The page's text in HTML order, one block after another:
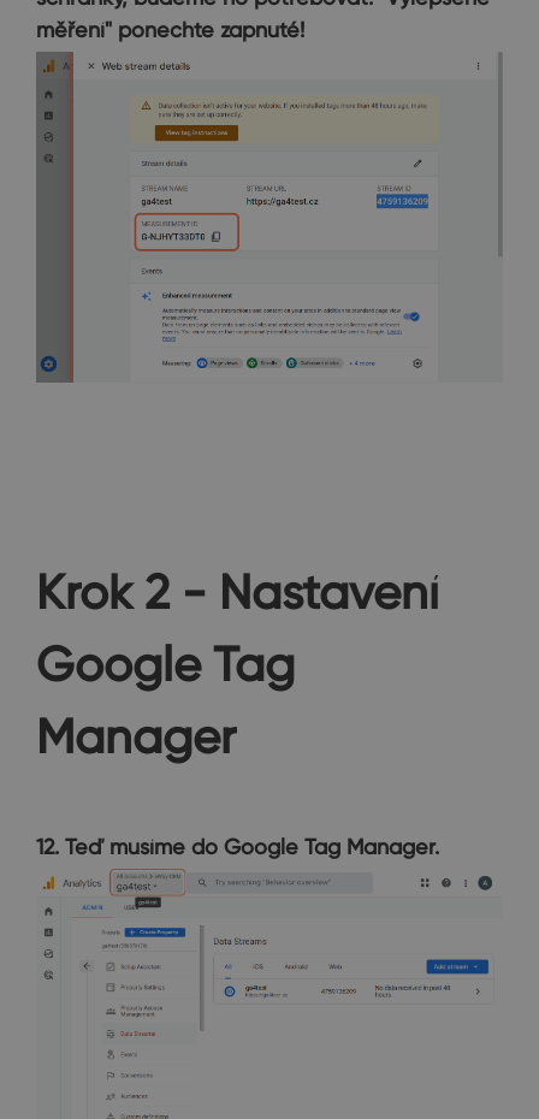
měření" ponechte zapnuté!
Krok 2 - Nastavení
Google Tag
Manager
12. Teď musíme do Google Tag Manager.